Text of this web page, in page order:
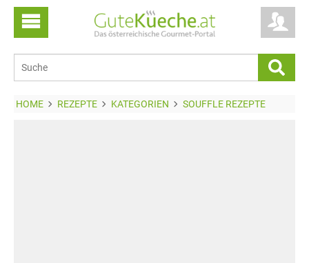
HOME REZEPTE KATEGORIEN SOUFFLE REZEPTE